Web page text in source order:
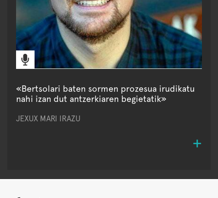
«Bertsolari baten sormen prozesua irudikatu
nahi izan dut antzerkiaren begietatik»
JEXUX MARI IRAZU